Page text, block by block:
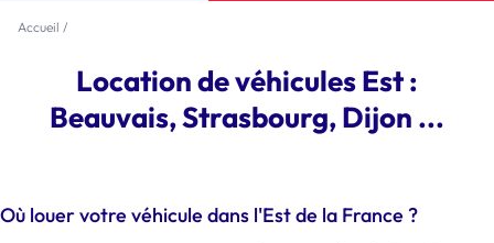
Accueil /
Location de véhicules Est :
Beauvais, Strasbourg, Dijon ...
Où louer votre véhicule dans l'Est de la France ?